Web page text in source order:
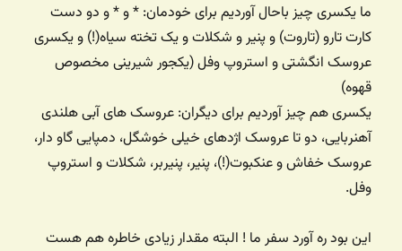
ما یکسری چیز باحال آوردیم برای خودمان: * و * و دو دست
کارت تارو (تاروت) و پنیر و شکلات و یک تخته سیاه(!) و یکسری
عروسک انگشتی‌ و استروپ وفل (یکجور شیرینی مخصوص
قهوه)
یکسری هم چیز آوردیم برای دیگران: عروسک های آبی هلندی
آهنربایی، دو تا عروسک اژدهای خیلی خوشگل، دمپایی گاو دار،
عروسک خفاش و عنکبوت(!)، پنیر، پنیربر، شکلات و استروپ
وفل.
این بود ره آورد سفر ما ! البته مقدار زیادی خاطره هم هست